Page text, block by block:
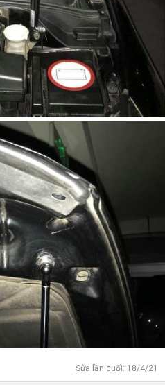
Sửa lần cuối: 18/4/21